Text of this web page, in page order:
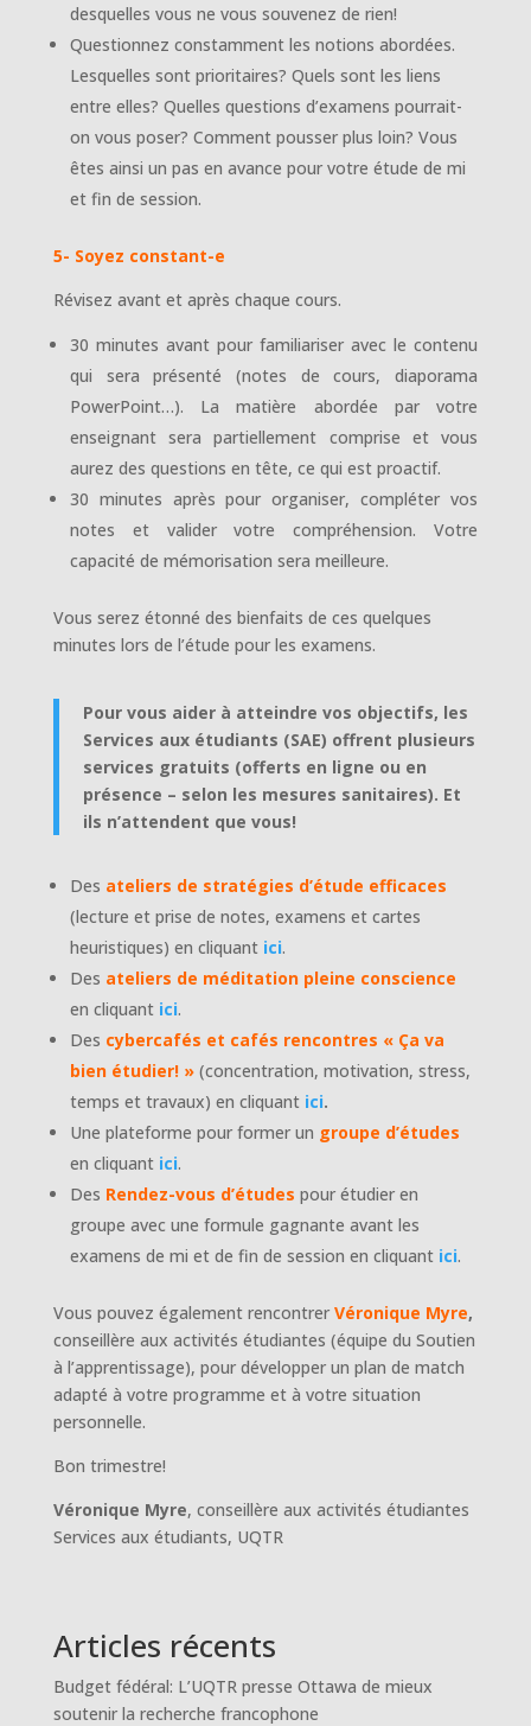
desquelles vous ne vous souvenez de rien!
Questionnez constamment les notions abordées.
Lesquelles sont prioritaires? Quels sont les liens
entre elles? Quelles questions d’examens pourrait-
on vous poser? Comment pousser plus loin? Vous
êtes ainsi un pas en avance pour votre étude de mi
et fin de session.
5- Soyez constant-e
Révisez avant et après chaque cours.
30 minutes avant pour familiariser avec le contenu
qui sera présenté (notes de cours, diaporama
PowerPoint…). La matière abordée par votre
enseignant sera partiellement comprise et vous
aurez des questions en tête, ce qui est proactif.
30 minutes après pour organiser, compléter vos
notes et valider votre compréhension. Votre
capacité de mémorisation sera meilleure.
Vous serez étonné des bienfaits de ces quelques
minutes lors de l’étude pour les examens.
Pour vous aider à atteindre vos objectifs, les
Services aux étudiants (SAE) offrent plusieurs
services gratuits (offerts en ligne ou en
présence – selon les mesures sanitaires). Et
ils n’attendent que vous!
Des ateliers de stratégies d’étude efficaces
(lecture et prise de notes, examens et cartes
heuristiques) en cliquant ici.
Des ateliers de méditation pleine conscience
en cliquant ici.
Des cybercafés et cafés rencontres « Ça va
bien étudier! » (concentration, motivation, stress,
temps et travaux) en cliquant ici.
Une plateforme pour former un groupe d’études
en cliquant ici.
Des Rendez-vous d’études pour étudier en
groupe avec une formule gagnante avant les
examens de mi et de fin de session en cliquant ici.
Vous pouvez également rencontrer Véronique Myre,
conseillère aux activités étudiantes (équipe du Soutien
à l’apprentissage), pour développer un plan de match
adapté à votre programme et à votre situation
personnelle.
Bon trimestre!
Véronique Myre, conseillère aux activités étudiantes
Services aux étudiants, UQTR
Articles récents
Budget fédéral: L’UQTR presse Ottawa de mieux
soutenir la recherche francophone